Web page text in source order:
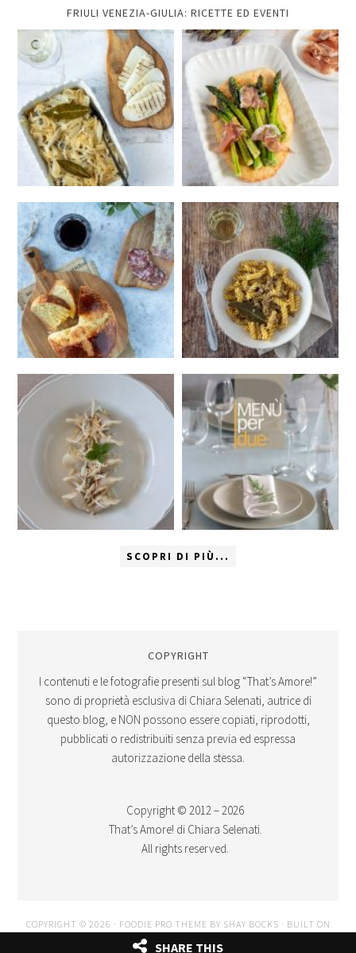
FRIULI VENEZIA-GIULIA: RICETTE ED EVENTI
SCOPRI DI PIÙ...
COPYRIGHT
I contenuti e le fotografie presenti sul blog “That’s Amore!”
sono di proprietà esclusiva di Chiara Selenati, autrice di
questo blog, e NON possono essere copiati, riprodotti,
pubblicati o redistribuiti senza previa ed espressa
autorizzazione della stessa.
Copyright © 2012 – 2026
That’s Amore! di Chiara Selenati.
All rights reserved.
COPYRIGHT © 2026 · FOODIE PRO THEME BY SHAY BOCKS · BUILT ON
GENESIS FRAMEWORK
SHARE THIS